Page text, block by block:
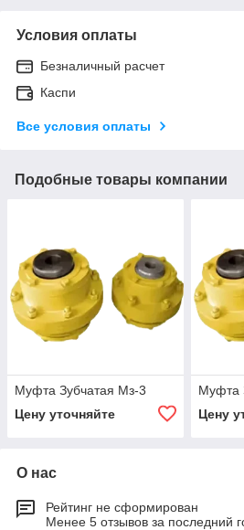
Условия оплаты
Безналичный расчет
Каспи
Все условия оплаты
Подобные товары компании
Муфта Зубчатая Мз-3
Цену уточняйте
Муфта
Цену
О нас
Рейтинг не сформирован
Менее 5 отзывов за последний